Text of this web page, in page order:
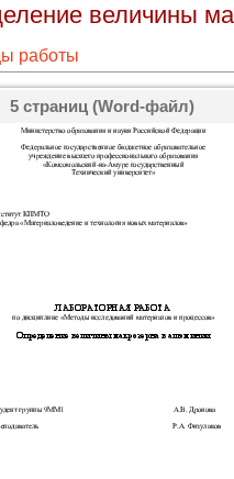
величины
работы
5 страниц (Word-файл)